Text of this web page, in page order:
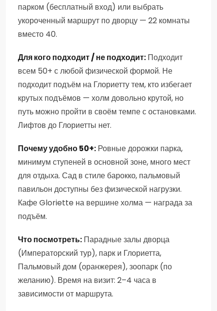
парком (бесплатный вход) или выбрать
укороченный маршрут по дворцу — 22 комнаты
вместо 40.
Для кого подходит / не подходит: Подходит
всем 50+ с любой физической формой. Не
подходит подъём на Глориетту тем, кто избегает
крутых подъёмов — холм довольно крутой, но
путь можно пройти в своём темпе с остановками.
Лифтов до Глориетты нет.
Почему удобно 50+: Ровные дорожки парка,
минимум ступеней в основной зоне, много мест
для отдыха. Сад в стиле барокко, пальмовый
павильон доступны без физической нагрузки.
Кафе Gloriette на вершине холма — награда за
подъём.
Что посмотреть: Парадные залы дворца
(Императорский тур), парк и Глориетта,
Пальмовый дом (оранжерея), зоопарк (по
желанию). Время на визит: 2–4 часа в
зависимости от маршрута.